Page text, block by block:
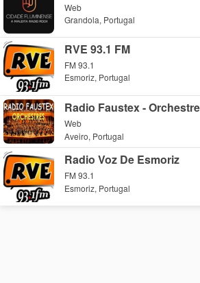
Web
Grandola, Portugal
RVE 93.1 FM
FM 93.1
Esmoriz, Portugal
Radio Faustex -
Web
Aveiro, Portugal
Radio Voz De Esmoriz
FM 93.1
Esmoriz, Portugal